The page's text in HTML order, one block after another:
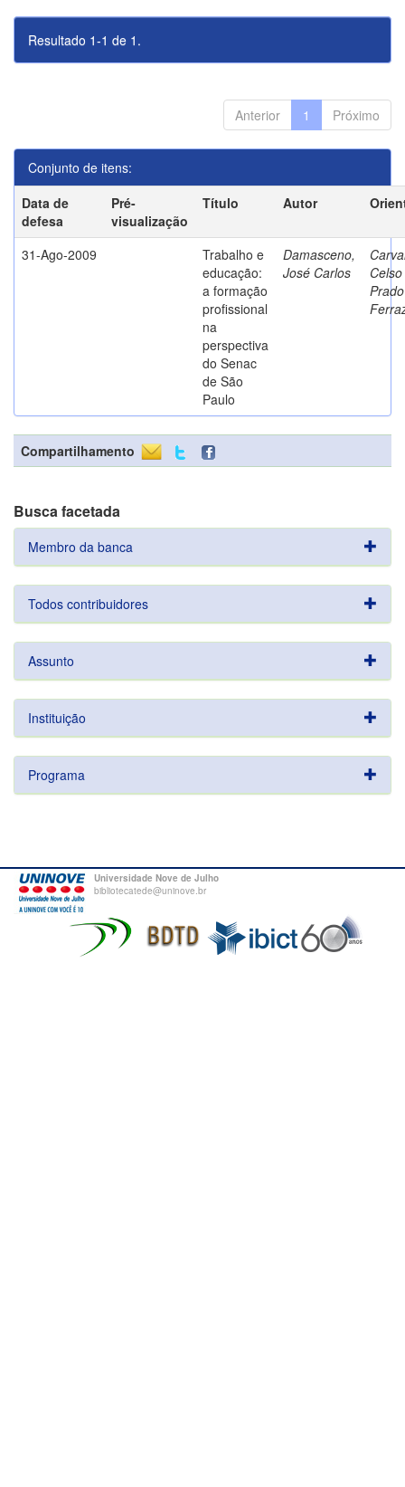
Resultado 1-1 de 1.
Anterior 1 Próximo
Conjunto de itens:
Data de
defesa
Pré-
visualização
Título Autor
31-Ago-2009
Trabalho e
educação:
a formação
profissional
na
perspectiva
do Senac
de São
Paulo
Damasceno,
José Carlos
Prado
Compartilhamento
Busca facetada
Membro da banca
Todos contribuidores
Assunto
Instituição
Programa
Universidade Nove de Julho
bibliotecatede@uninove.br